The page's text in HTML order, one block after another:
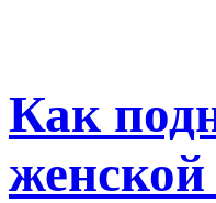
Как
женской